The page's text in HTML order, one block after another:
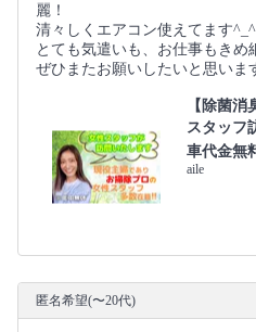
麗！
清々しくエアコン使えてます^_^
とても気遣いも、お仕事もきめ
ぜひまたお願いしたいと思いま
【除菌
スタッフ
車代金無
aile
匿名希望(〜20代)